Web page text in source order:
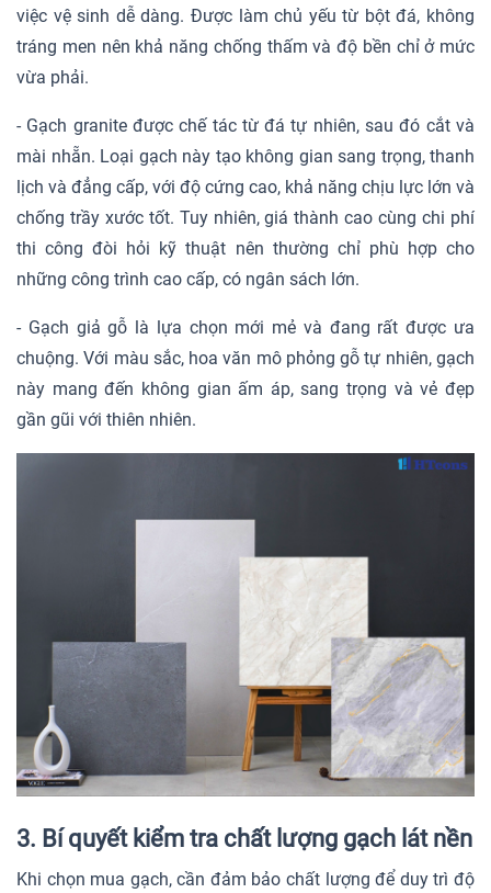
việc vệ sinh dễ dàng. Được làm chủ yếu từ bột đá, không
tráng men nên khả năng chống thấm và độ bền chỉ ở mức
vừa phải.
- Gạch granite được chế tác từ đá tự nhiên, sau đó cắt và
mài nhẵn. Loại gạch này tạo không gian sang trọng, thanh
lịch và đẳng cấp, với độ cứng cao, khả năng chịu lực lớn và
chống trầy xước tốt. Tuy nhiên, giá thành cao cùng chi phí
thi công đòi hỏi kỹ thuật nên thường chỉ phù hợp cho
những công trình cao cấp, có ngân sách lớn.
- Gạch giả gỗ là lựa chọn mới mẻ và đang rất được ưa
chuộng. Với màu sắc, hoa văn mô phỏng gỗ tự nhiên, gạch
này mang đến không gian ấm áp, sang trọng và vẻ đẹp
gần gũi với thiên nhiên.
3. Bí quyết kiểm tra chất lượng gạch lát nền
Khi chọn mua gạch, cần đảm bảo chất lượng để duy trì độ